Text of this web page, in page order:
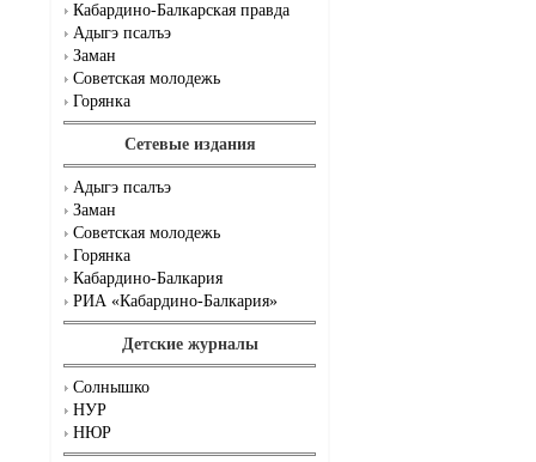
Кабардино-Балкарская правда
Адыгэ псалъэ
Заман
Советская молодежь
Горянка
Сетевые издания
Адыгэ псалъэ
Заман
Советская молодежь
Горянка
Кабардино-Балкария
РИА «Кабардино-Балкария»
Детские журналы
Солнышко
НУР
НЮР